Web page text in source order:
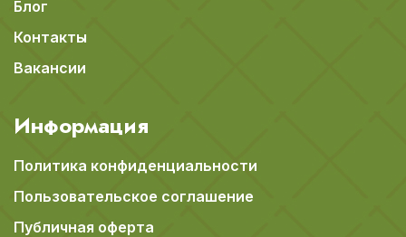
Блог
Контакты
Вакансии
Информация
Политика конфиденциальности
Пользовательское соглашение
Публичная оферта